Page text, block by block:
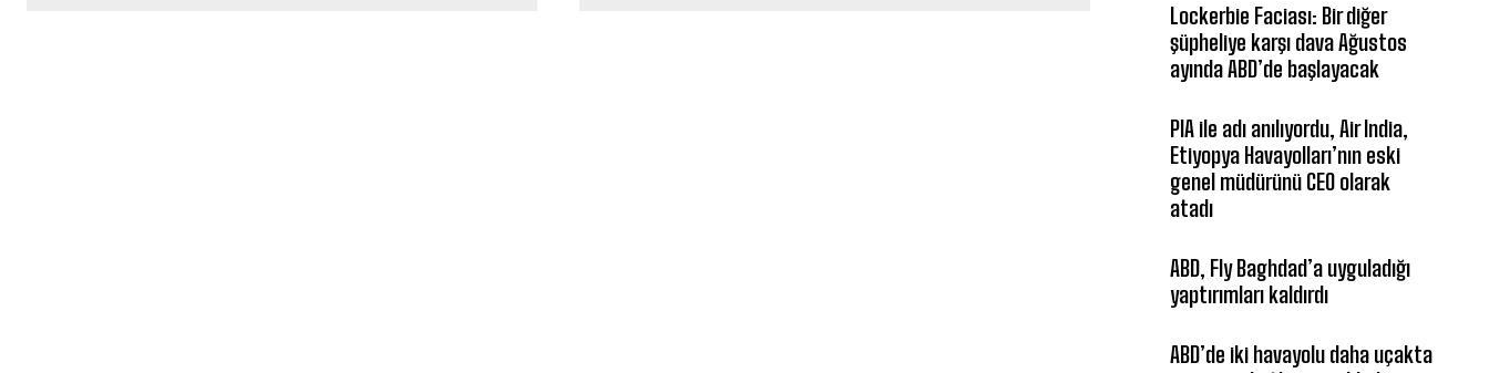
Lockerbie Faciası: Bir diğer
şüpheliye karşı dava Ağustos
ayında ABD’de başlayacak
PIA ile adı anılıyordu, Air India,
Etiyopya Havayolları’nın eski
genel müdürünü CEO olarak
atadı
ABD, Fly Baghdad’a uyguladığı
yaptırımları kaldırdı
ABD’de iki havayolu daha uçakta